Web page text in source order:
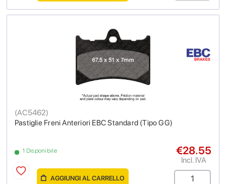
Pastiglie Freni Anteriori EBC Standard (Tipo GG)
(AC5462)
1 Disponibile €28.55
Incl. IVA
AGGIUNGI AL CARRELLO